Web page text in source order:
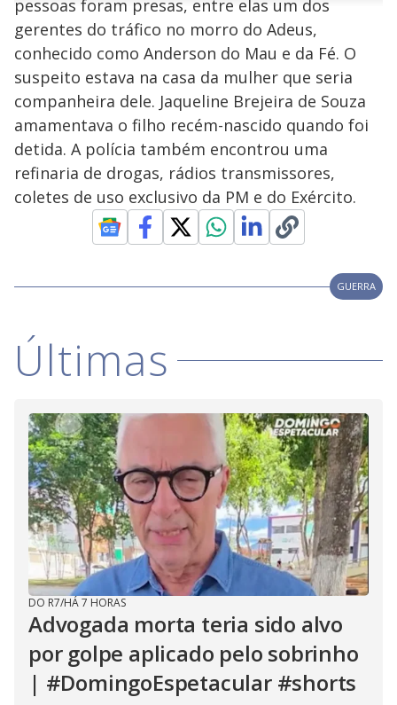
a
y
V
i
d
e
o
n
d
s
u
n
o
s
M
u
d
o
pessoas foram presas, entre elas um dos
gerentes do tráfico no morro do Adeus,
conhecido como Anderson do Mau e da Fé. O
suspeito estava na casa da mulher que seria
companheira dele. Jaqueline Brejeira de Souza
amamentava o filho recém-nascido quando foi
detida. A polícia também encontrou uma
refinaria de drogas, rádios transmissores,
coletes de uso exclusivo da PM e do Exército.
GUERRA
Últimas
DO R7/HÁ 7 HORAS
Advogada morta teria sido alvo
por golpe aplicado pelo sobrinho
| #DomingoEspetacular #shorts